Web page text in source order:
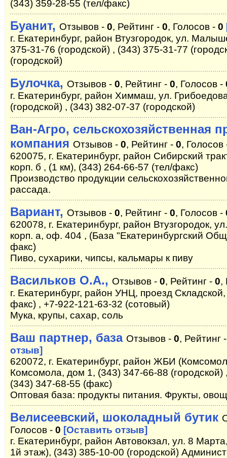
(343) 359-28-55 (тел/факс)
Буанит, Отзывов - 0, Рейтинг - 0, Голосов - 0
г. Екатеринбург, район Втузгородок, ул.
375-31-76 (городской) , (343) 375-31-77
(городской)
Булочка, Отзывов - 0, Рейтинг - 0, Голосов -
г. Екатеринбург, район Химмаш, ул.
(городской) , (343) 382-07-37 (городской)
Ван-Агро, сельскохозяйственная
компания Отзывов - 0, Рейтинг - 0,
620075, г. Екатеринбург, район Сибирский
корп. б , (1 км), (343) 264-66-57 (тел/факс)
Производство продукции
рассада.
Вариант, Отзывов - 0, Рейтинг - 0, Голосов -
620078, г. Екатеринбург, район Втузгородок,
корп. а, оф. 404 , (База "Екатеринбургский
факс)
Пиво, сухарики, чипсы, кальмары к пиву
Васильков О.А., Отзывов - 0, Рейтинг - 0,
г. Екатеринбург, район УНЦ, проезд
факс) , +7-922-121-63-32 (сотовый)
Мука, крупы, сахар, соль
Ваш партнер, база Отзывов - 0, Рейтинг
отзыв]
620072, г. Екатеринбург, район ЖБИ
Комсомола, дом 1, (343) 347-66-88 (городской)
(343) 347-68-55 (факс)
Оптовая база: продукты питания. Фрукты,
Велисеевский, шоколадный бутик
Голосов - 0 [Оставить отзыв]
г. Екатеринбург, район Автовокзал, ул. 8
1й этаж), (343) 385-10-00 (городской)